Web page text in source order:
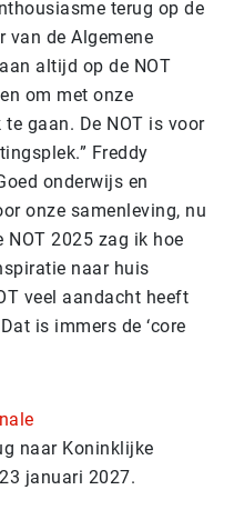
terug op de
van de Algemene
altijd op de NOT
om met onze
gaan. De NOT is voor
Freddy
onderwijs en
onze samenleving, nu
2025 zag ik hoe
naar huis
veel aandacht heeft
is immers de ‘core
naar Koninklijke
januari 2027.